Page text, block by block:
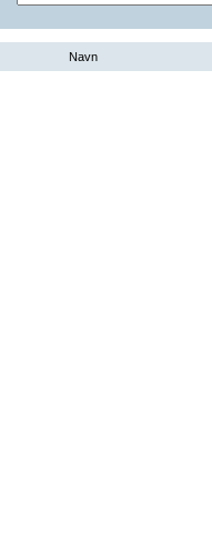
Navn